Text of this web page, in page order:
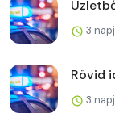
3
Rövid
3